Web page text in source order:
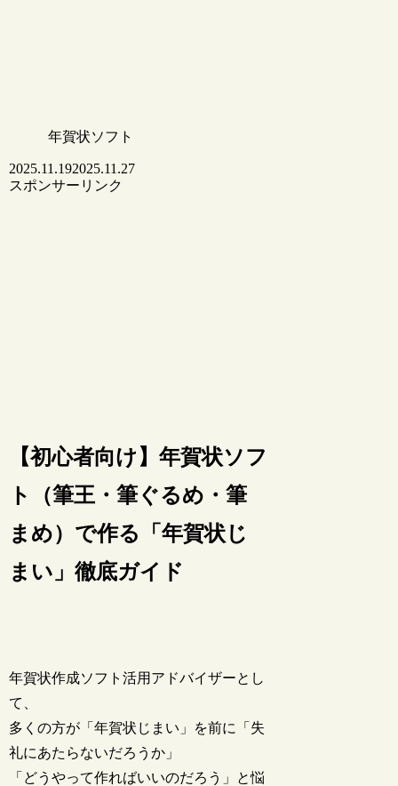
年賀状ソフト
2025.11.192025.11.27
スポンサーリンク
【初心者向け】年賀状ソフ
ト（筆王・筆ぐるめ・筆
まめ）で作る「年賀状じ
まい」徹底ガイド
年賀状作成ソフト活用アドバイザーとし
て、
多くの方が「年賀状じまい」を前に「失
礼にあたらないだろうか」
「どうやって作ればいいのだろう」と悩